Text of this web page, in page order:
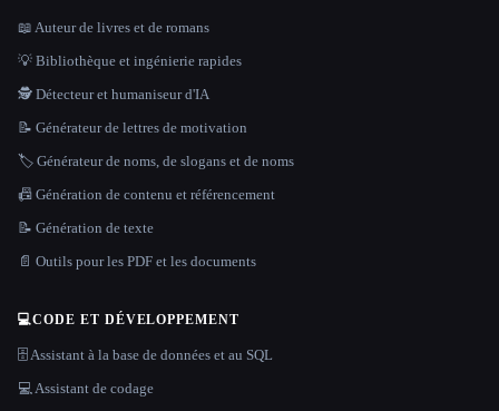
📖 Auteur de livres et de romans
💡 Bibliothèque et ingénierie rapides
🕵️ Détecteur et humaniseur d'IA
📝 Générateur de lettres de motivation
🏷️ Générateur de noms, de slogans et de noms
📠 Génération de contenu et référencement
📝 Génération de texte
📄 Outils pour les PDF et les documents
💻CODE ET DÉVELOPPEMENT
🗄️ Assistant à la base de données et au SQL
💻 Assistant de codage